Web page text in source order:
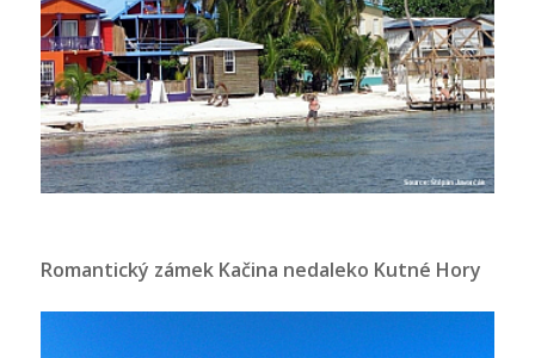
Romantický zámek Kačina nedaleko Kutné Hory